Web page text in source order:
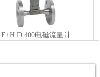
E+H D 400电磁流量计